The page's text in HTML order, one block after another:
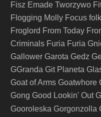
Fisz Emade Tworzywo
Flogging Molly Focus folk
Froglord From Today
Criminals Furia Furia
Gallower Garota Gedz
GGranda Git Planeta
Goat of Arms Goatwhore
Gong Good Lookin' Out
Gooroleska Gorgonzolla